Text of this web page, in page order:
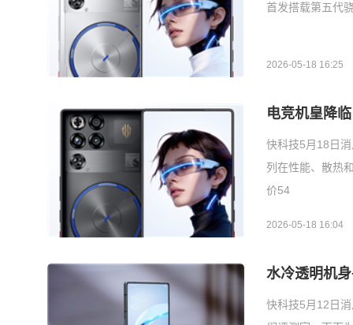
首发搭载第五代
2026-05-18 16:25
电竞机皇降
快科技5月18日
列在性能、散热
价54
2026-05-18 16:04
水冷透明机
快科技5月12日